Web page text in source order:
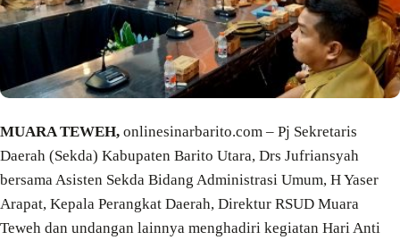
MUARA TEWEH, onlinesinarbarito.com – Pj Sekretaris
Daerah (Sekda) Kabupaten Barito Utara, Drs Jufriansyah
bersama Asisten Sekda Bidang Administrasi Umum, H Yaser
Arapat, Kepala Perangkat Daerah, Direktur RSUD Muara
Teweh dan undangan lainnya menghadiri kegiatan Hari Anti